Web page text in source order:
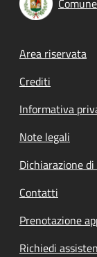
Footer
Area riservata
Crediti
Informativa
Note legali
Dichiarazione
Contatti
Prenotazione
Richiedi